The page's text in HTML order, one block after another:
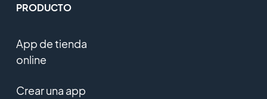
PRODUCTO
App de tienda
online
Crear una app